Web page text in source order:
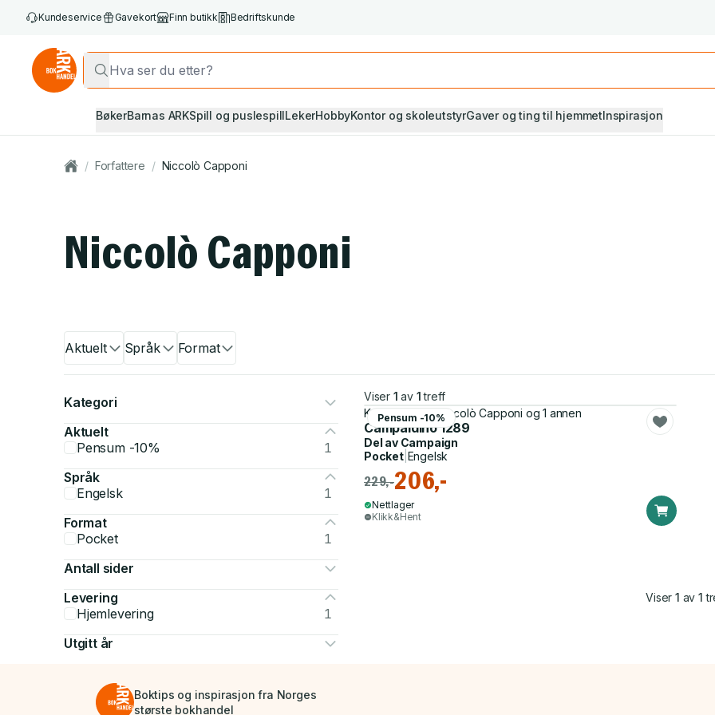
Kundeservice Gavekort Finn butikk Bedriftskunde
BøkerBarnas ARKSpill og puslespillLekerHobbyKontor og skoleutstyrGaver og ting til hjemmetInspirasjon
/ Forfattere / Niccolò Capponi
Niccolò Capponi
Aktuelt Språk Format
Kategori
Aktuelt
Pensum -10%
1
Språk
Engelsk
1
Format
Pocket
1
Antall sider
Levering
Hjemlevering
1
Utgitt år
Viser 1 av 1 treff
Pensum -10%
Kelly DeVries, Niccolò Capponi og 1 annen
Campaldino 1289
Del av Campaign
Pocket| Engelsk
229,-206,-
Nettlager
Klikk&Hent
Viser1 av 1
Boktips og inspirasjon fra Norges
største bokhandel